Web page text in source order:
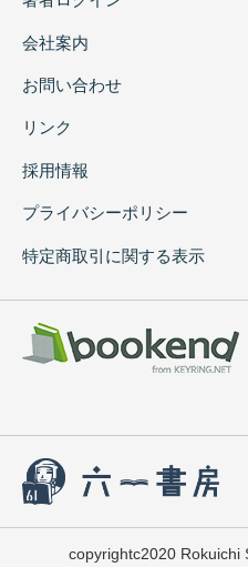
会社案内
お問い合わせ
リンク
採用情報
プライバシーポリシー
特定商取引に関する表示
copyrightc2020 Rokuichi